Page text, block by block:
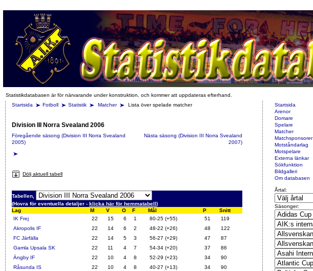
Statistikdatabasen är för närvarande under konstruktion, och kommer att uppdateras efterhand.
Startsida
Fotboll Statistik Matcher Lista över spelade matcher
Division III Norra Svealand 2006
Föregående säsong (Division III Norra Svealand
2005)
Nästa säsong (Division III Norra Svealand
2007)
Dölj aktuell tabell
Tabellen,
(Hovra för eventuella detaljer - klicka här för hemmatabell)
Lag
M V O F Mål P
Snitt
IK Frej
22 15 6 1 80-25 (+55) 51
119
Akropolis IF
22 14 6 2 48-22 (+26) 48
122
FC Järfälla
22 14 5 3 56-27 (+29) 47
87
Gamla Upsala SK
22 11 4 7 54-34 (+20) 37
86
Ängby IF
22 10 4 8 52-29 (+23) 34
90
Råsunda IS
22 10 4 8 40-27 (+13) 34
90
Startsida
Arenor
Domare
Spelare
Matcher
Matchsponsorer
Motståndarlag
Motspelare
Externa länkar
Sökfunktion
Bildgalleri
Om databasen
Årtal:
Säsonger: